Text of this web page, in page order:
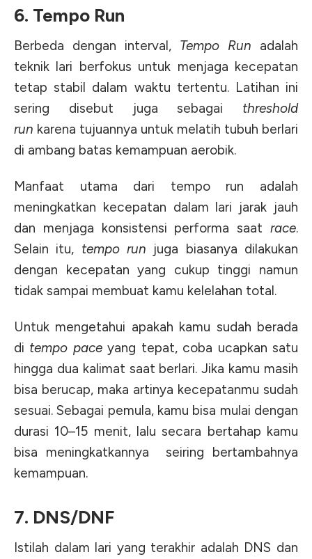
6. Tempo Run
Berbeda dengan interval, Tempo Run adalah
teknik lari berfokus untuk menjaga kecepatan
tetap stabil dalam waktu tertentu. Latihan ini
sering disebut juga sebagai threshold
run karena tujuannya untuk melatih tubuh berlari
di ambang batas kemampuan aerobik.
Manfaat utama dari tempo run adalah
meningkatkan kecepatan dalam lari jarak jauh
dan menjaga konsistensi performa saat race.
Selain itu, tempo run juga biasanya dilakukan
dengan kecepatan yang cukup tinggi namun
tidak sampai membuat kamu kelelahan total.
Untuk mengetahui apakah kamu sudah berada
di tempo paceyang tepat, coba ucapkan satu
hingga dua kalimat saat berlari. Jika kamu masih
bisa berucap, maka artinya kecepatanmu sudah
sesuai. Sebagai pemula, kamu bisa mulai dengan
durasi 10–15 menit, lalu secara bertahap kamu
bisa meningkatkannya seiring bertambahnya
kemampuan.
7. DNS/DNF
Istilah dalam lari yang terakhir adalah DNS dan